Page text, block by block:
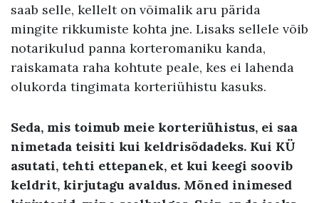
saab selle, kellelt on võimalik aru pärida
mingite rikkumiste kohta jne. Lisaks sellele võib
notarikulud panna korteromaniku kanda,
raiskamata raha kohtute peale, kes ei lahenda
olukorda tingimata korteriühistu kasuks.
Seda, mis toimub meie korteriühistus, ei saa
nimetada teisiti kui keldrisõdadeks. Kui KÜ
asutati, tehti ettepanek, et kui keegi soovib
keldrit, kirjutagu avaldus. Mõned inimesed